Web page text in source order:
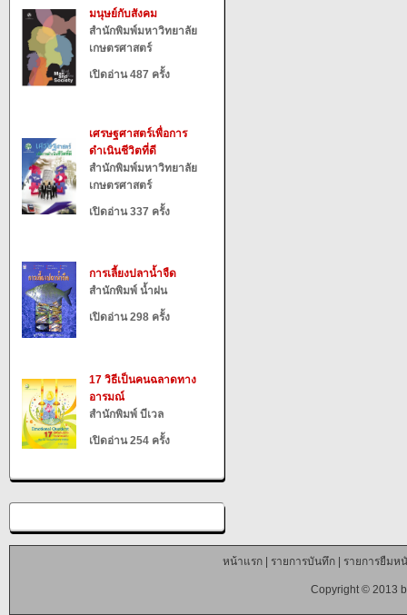
มนุษย์กับสังคม
สำนักพิมพ์มหาวิทยาลัย
เกษตรศาสตร์
เปิดอ่าน 487 ครั้ง
เศรษฐศาสตร์เพื่อการ
ดำเนินชีวิตที่ดี
สำนักพิมพ์มหาวิทยาลัย
เกษตรศาสตร์
เปิดอ่าน 337 ครั้ง
การเลี้ยงปลาน้ำจืด
สำนักพิมพ์ น้ำฝน
เปิดอ่าน 298 ครั้ง
17 วิธีเป็นคนฉลาดทาง
อารมณ์
สำนักพิมพ์ บีเวล
เปิดอ่าน 254 ครั้ง
หน้าแรก| รายการบันทึก| รายการยืมห
Copyright © 2013